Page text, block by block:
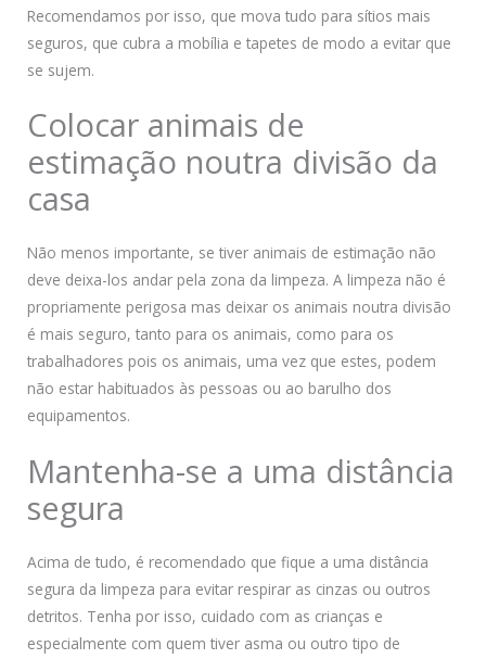
Recomendamos por isso, que mova tudo para sítios mais
seguros, que cubra a mobília e tapetes de modo a evitar que
se sujem.
Colocar animais de
estimação noutra divisão da
casa
Não menos importante, se tiver animais de estimação não
deve deixa-los andar pela zona da limpeza. A limpeza não é
propriamente perigosa mas deixar os animais noutra divisão
é mais seguro, tanto para os animais, como para os
trabalhadores pois os animais, uma vez que estes, podem
não estar habituados às pessoas ou ao barulho dos
equipamentos.
Mantenha-se a uma distância
segura
Acima de tudo, é recomendado que fique a uma distância
segura da limpeza para evitar respirar as cinzas ou outros
detritos. Tenha por isso, cuidado com as crianças e
especialmente com quem tiver asma ou outro tipo de